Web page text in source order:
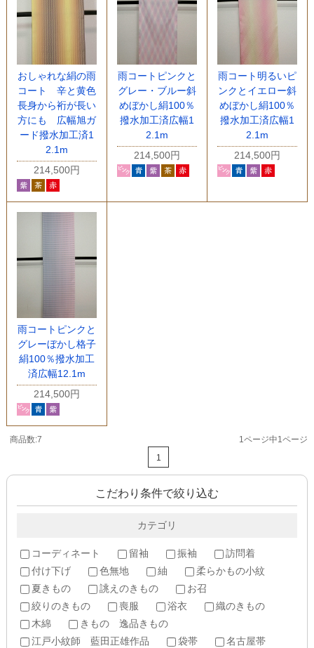
おしゃれな絹の雨
コート 辛と黄色
長身から裄が長い
方にも 広幅旭ガ
ード撥水加工済1
2.1m
214,500円
雨コートピンクと
グレー・ブルー斜
めぼかし絹100％
撥水加工済広幅1
2.1m
214,500円
雨コート明るいピ
ンクとイエロー斜
めぼかし絹100％
撥水加工済広幅1
2.1m
214,500円
雨コートピンクと
グレーぼかし格子
絹100％撥水加工
済広幅12.1m
214,500円
商品数:7
1ページ中1ページ
1
こだわり条件で絞り込む
カテゴリ
コーディネート 留袖 振袖
訪問着
付け下げ
色無地 紬
柔らかもの小紋
夏きもの
誂えのきもの
お召
絞りのきもの
喪服 浴衣
織のきもの
木綿
きもの 逸品きもの
江戸小紋師 藍田正雄作品
袋帯
名古屋帯